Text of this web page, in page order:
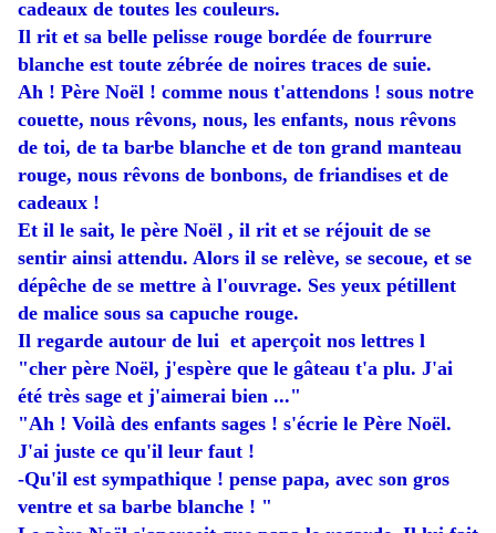
cadeaux de toutes les couleurs.
Il rit et sa belle pelisse rouge bordée de fourrure
blanche est toute zébrée de noires traces de suie.
Ah ! Père Noël ! comme nous t'attendons ! sous notre
couette, nous rêvons, nous, les enfants, nous rêvons
de toi, de ta barbe blanche et de ton grand manteau
rouge, nous rêvons de bonbons, de friandises et de
cadeaux !
Et il le sait, le père Noël , il rit et se réjouit de se
sentir ainsi attendu. Alors il se relève, se secoue, et se
dépêche de se mettre à l'ouvrage. Ses yeux pétillent
de malice sous sa capuche rouge.
Il regarde autour de lui et aperçoit nos lettres l
"cher père Noël, j'espère que le gâteau t'a plu. J'ai
été très sage et j'aimerai bien ..."
"Ah ! Voilà des enfants sages ! s'écrie le Père Noël.
J'ai juste ce qu'il leur faut !
-Qu'il est sympathique ! pense papa, avec son gros
ventre et sa barbe blanche ! "